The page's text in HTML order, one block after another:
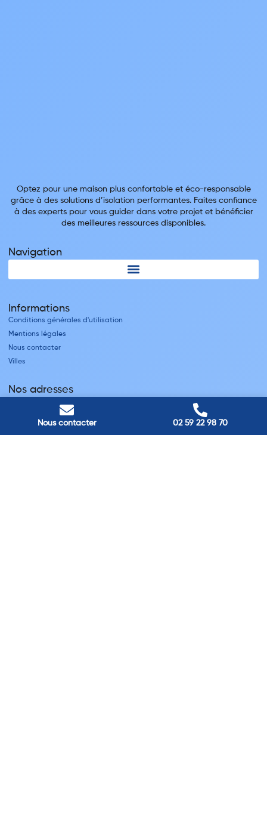
Nous contacter 02 59 22 98 70
Optez pour une maison plus confortable et éco-responsable
grâce à des solutions d’isolation performantes. Faites confiance
à des experts pour vous guider dans votre projet et bénéficier
des meilleures ressources disponibles.
Navigation
Informations
Conditions générales d'utilisation
Mentions légales
Nous contacter
Villes
Nos adresses
45 avenue Winston Churchill, Louviers, France
Pont-Audemer